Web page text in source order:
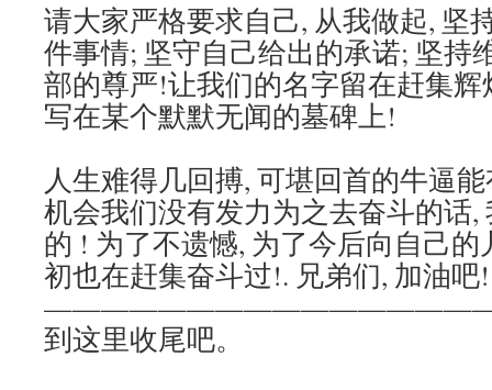
请大家严格要求自己, 从我做起, 坚
件事情; 坚守自己给出的承诺; 坚持
部的尊严!让我们的名字留在赶集
写在某个默默无闻的墓碑上!
人生难得几回搏, 可堪回首的牛逼
机会我们没有发力为之去奋斗的话,
的 ! 为了不遗憾, 为了今后向自己
初也在赶集奋斗过!. 兄弟们, 加油
到这里收尾吧。